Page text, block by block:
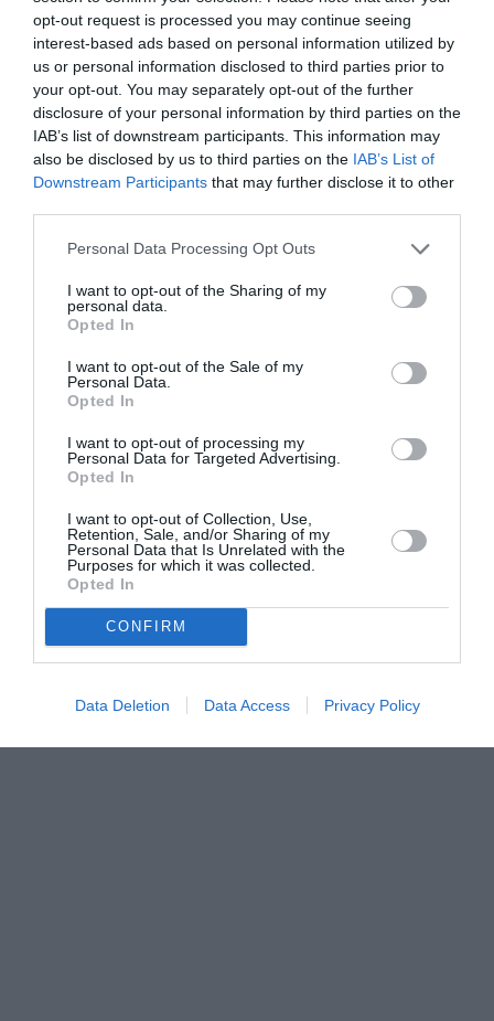
opt-out request is processed you may continue seeing
interest-based ads based on personal information utilized by
us or personal information disclosed to third parties prior to
your opt-out. You may separately opt-out of the further
disclosure of your personal information by third parties on the
IAB’s list of downstream participants. This information may
also be disclosed by us to third parties on the IAB’s List of
Downstream Participants that may further disclose it to other
Personal Data Processing Opt Outs
I want to opt-out of the Sharing of my
personal data.
Opted In
I want to opt-out of the Sale of my
Personal Data.
Opted In
I want to opt-out of processing my
Personal Data for Targeted Advertising.
Opted In
I want to opt-out of Collection, Use,
Retention, Sale, and/or Sharing of my
Personal Data that Is Unrelated with the
Purposes for which it was collected.
Opted In
CONFIRM
Data Deletion Data Access Privacy Policy
protagonista la musica elettronica, pronta a
trasformare Cipro in un autentico punto di
riferimento per un pubblico cosmopolita.
di BEONIX.
Vota l'articolo!
[Totale:0Media:0]